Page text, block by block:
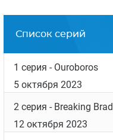
Список серий
1 серия - Ouroboros
5 октября 2023
2 серия - Breaking Brad
12 октября 2023